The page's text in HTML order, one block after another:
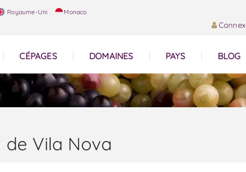
Royaume-Uni Monaco
CÉPAGES DOMAINES PAYS BLOG
de Vila Nova